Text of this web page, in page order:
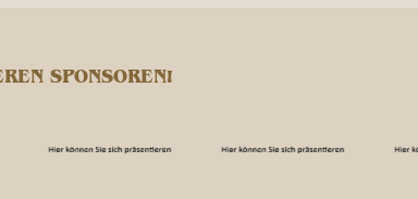
SPONSOREN!